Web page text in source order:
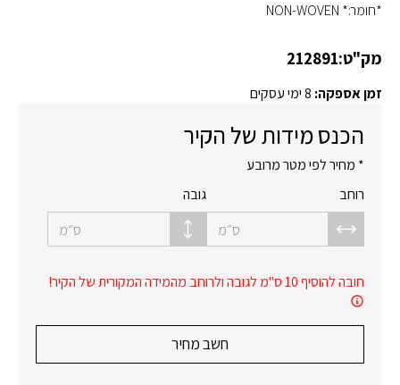
*חומר:* NON-WOVEN
מק"ט:212891
זמן אספקה: 8 ימי עסקים
הכנס מידות של הקיר
* מחיר לפי מטר מרובע
רוחב
ס״מ
גובה
ס״מ
חובה להוסיף 10 ס"מ לגובה ולרוחב מהמידה המקורית של הקיר!
חשב מחיר